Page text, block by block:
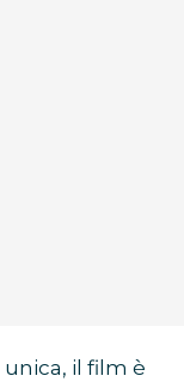
il film è